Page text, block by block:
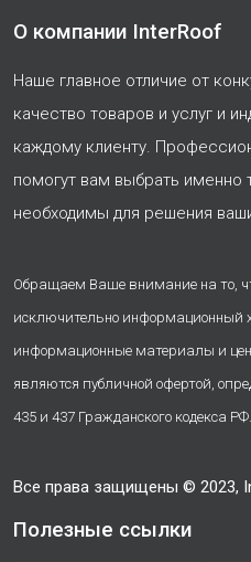
О компании InterRoof
Наше главное отличие от
качество товаров и услуг и
каждому клиенту.
помогут вам выбрать именно
необходимы для решения
Обращаем Ваше внимание на то,
исключительно информационный
информационные материалы и
являются публичной офертой,
435 и 437 Гражданского кодекса РФ.
Все права защищены © 2023,
Полезные ссылки